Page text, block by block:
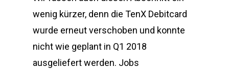
wenig kürzer, denn die TenX Debitcard
wurde erneut verschoben und konnte
nicht wie geplant in Q1 2018
ausgeliefert werden. Jobs